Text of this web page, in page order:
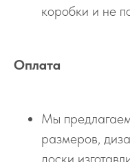
коробки и не
Оплата
Мы
размеров,
доски